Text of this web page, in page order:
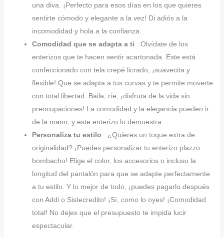
una diva. ¡Perfecto para esos días en los que quieres
sentirte cómodo y elegante a la vez! Di adiós a la
incomodidad y hola a la confianza.
Comodidad que se adapta a ti : Olvídate de los
enterizos que te hacen sentir acartonada. Este está
confeccionado con tela crepé licrado, ¡suavecita y
flexible! Que se adapta a tus curvas y te permite moverte
con total libertad. Baila, ríe, ¡disfruta de la vida sin
preocupaciones! La comodidad y la elegancia pueden ir
de la mano, y este enterizo lo demuestra.
Personaliza tu estilo : ¿Quieres un toque extra de
originalidad? ¡Puedes personalizar tu enterizo plazzo
bombacho! Elige el color, los accesorios o incluso la
longitud del pantalón para que se adapte perfectamente
a tu estilo. Y lo mejor de todo, ¡puedes pagarlo después
con Addi o Sistecredito! ¡Sí, como lo oyes! ¡Comodidad
total! No dejes que el presupuesto te impida lucir
espectacular.